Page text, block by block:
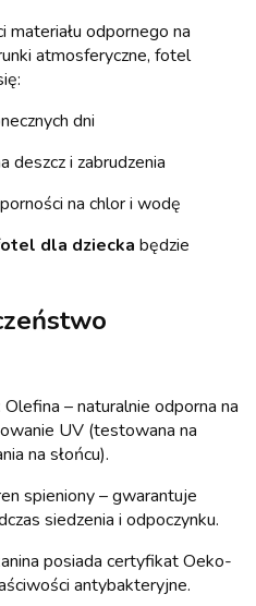
odpornego na
atmosferyczne, fotel
dni
deszcz i zabrudzenia
na chlor i wodę
dla dziecka będzie
Olefina – naturalnie odporna na
UV (testowana na
na słońcu).
spieniony – gwarantuje
siedzenia i odpoczynku.
posiada certyfikat Oeko-
antybakteryjne.